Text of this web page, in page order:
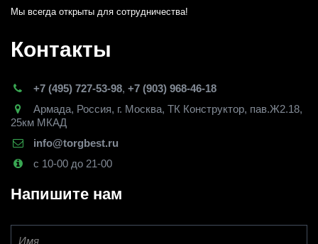
Мы всегда открыты для сотрудничества!
Контакты
+7 (495) 727-53-98, +7 (903) 968-46-18
Армада, Россия, г. Москва, ТК Конструктор, пав.Ж2.18,
25км МКАД
info@torgbest.ru
с 10-00 до 21-00
Напишите нам